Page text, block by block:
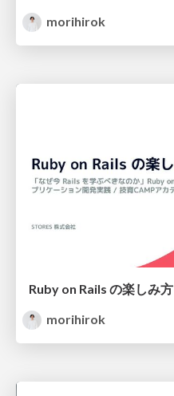
morihirok
Ruby on Rails の楽しみ方
morihirok